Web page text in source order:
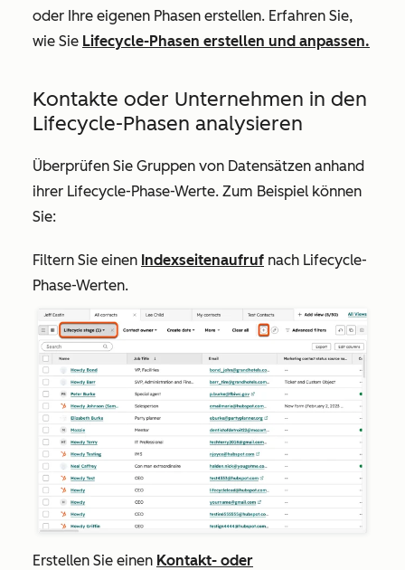
oder Ihre eigenen Phasen erstellen. Erfahren Sie,
wie Sie Lifecycle-Phasen erstellen und anpassen.
Kontakte oder Unternehmen in den
Lifecycle-Phasen analysieren
Überprüfen Sie Gruppen von Datensätzen anhand
ihrer Lifecycle-Phase-Werte. Zum Beispiel können
Sie:
Filtern Sie einen Indexseitenaufruf nach Lifecycle-
Phase-Werten.
Erstellen Sie einen Kontakt- oder